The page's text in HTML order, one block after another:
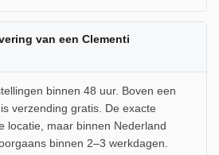
van een Clementi
binnen 48 uur. Boven een
verzending gratis. De exacte
locatie, maar binnen Nederland
binnen 2–3 werkdagen.